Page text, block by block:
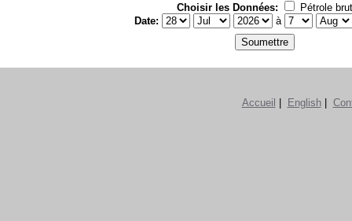
Choisir les Données:
Pétrole brut
Date:
à
Accueil | English|